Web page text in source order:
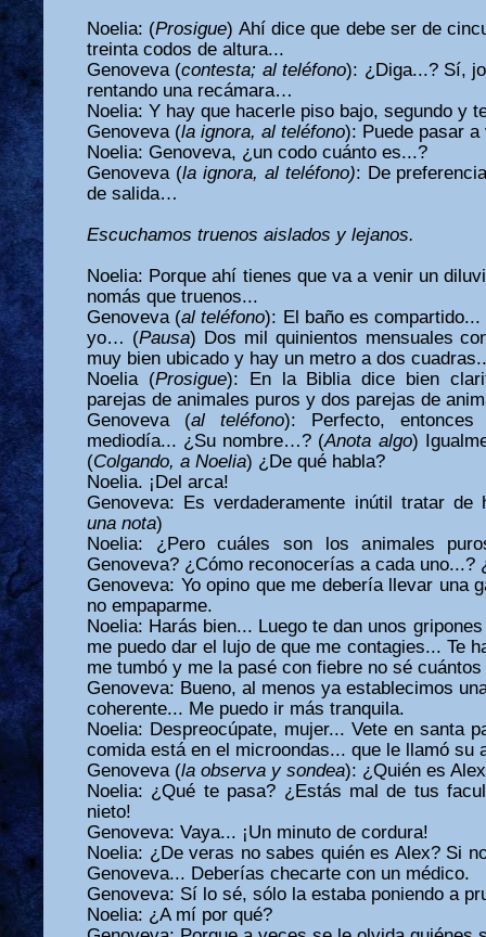
Noelia: (Prosigue) Ahí dice que debe ser de
treinta codos de altura...
Genoveva (contesta; al teléfono): ¿Diga...? Sí,
rentando una recámara…
Noelia: Y hay que hacerle piso bajo, segundo y
Genoveva (la ignora, al teléfono): Puede pasar
Noelia: Genoveva, ¿un codo cuánto es...?
Genoveva (la ignora, al teléfono): De
de salida…
Escuchamos truenos aislados y lejanos.
Noelia: Porque ahí tienes que va a venir un
nomás que truenos...
Genoveva (al teléfono): El baño es
yo… (Pausa) Dos mil quinientos mensuales
muy bien ubicado y hay un metro a dos
Noelia (Prosigue): En la Biblia dice bien
parejas de animales puros y dos parejas de
Genoveva (al teléfono): Perfecto,
mediodía... ¿Su nombre…? (Anota algo)
(Colgando, a Noelia) ¿De qué habla?
Noelia. ¡Del arca!
Genoveva: Es verdaderamente inútil tratar de
una nota)
Noelia: ¿Pero cuáles son los animales
Genoveva? ¿Cómo reconocerías a cada uno...?
Genoveva: Yo opino que me debería llevar una
no empaparme.
Noelia: Harás bien... Luego te dan unos
me puedo dar el lujo de que me contagies... Te
me tumbó y me la pasé con fiebre no sé
Genoveva: Bueno, al menos ya establecimos
coherente... Me puedo ir más tranquila.
Noelia: Despreocúpate, mujer... Vete en santa
comida está en el microondas... que le llamó su
Genoveva (la observa y sondea): ¿Quién es
Noelia: ¿Qué te pasa? ¿Estás mal de tus
nieto!
Genoveva: Vaya... ¡Un minuto de cordura!
Noelia: ¿De veras no sabes quién es Alex? Si
Genoveva... Deberías checarte con un médico.
Genoveva: Sí lo sé, sólo la estaba poniendo a
Noelia: ¿A mí por qué?